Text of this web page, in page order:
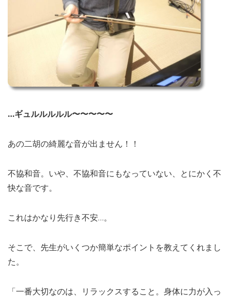
…ギュルルルルル〜〜〜〜〜
あの二胡の綺麗な音が出ません！！
不協和音。いや、不協和音にもなっていない、とにかく不
快な音です。
これはかなり先行き不安…。
そこで、先生がいくつか簡単なポイントを教えてくれまし
た。
「一番大切なのは、リラックスすること。身体に力が入っ